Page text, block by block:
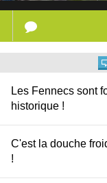
Les Fennecs sont
historique !
C'est la douche
!